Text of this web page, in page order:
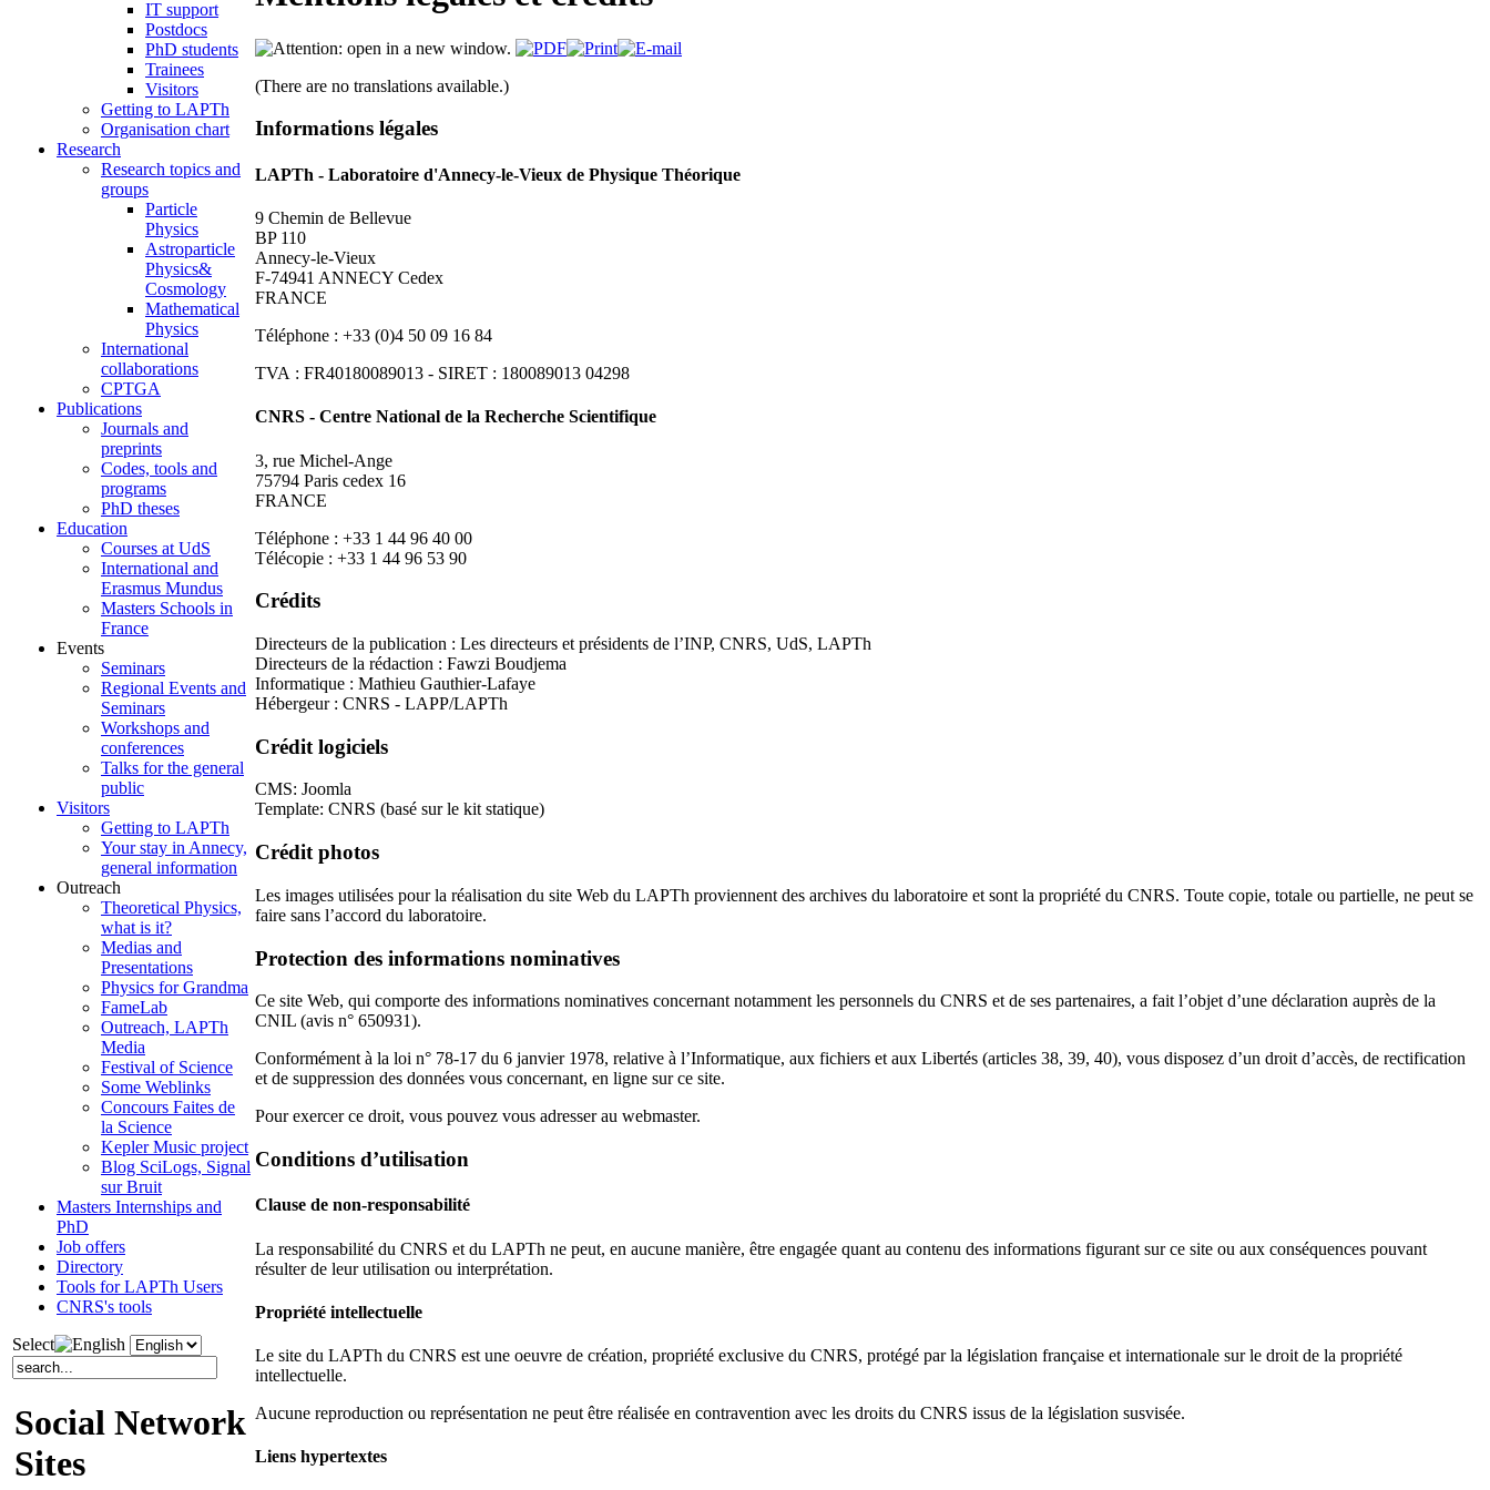
IT support
Postdocs
PhD students
Trainees
Visitors
Getting to LAPTh
Organisation chart
Research
Research topics and
groups
Particle
Physics
Astroparticle
Physics&
Cosmology
Mathematical
Physics
International
collaborations
CPTGA
Publications
Journals and
preprints
Codes, tools and
programs
PhD theses
Education
Courses at UdS
International and
Erasmus Mundus
Masters Schools in
France
Events
Seminars
Regional Events and
Seminars
Workshops and
conferences
Talks for the general
public
Visitors
Getting to LAPTh
Your stay in Annecy,
general information
Outreach
Theoretical Physics,
what is it?
Medias and
Presentations
Physics for Grandma
FameLab
Outreach, LAPTh
Media
Festival of Science
Some Weblinks
Concours Faites de
la Science
Kepler Music project
Blog SciLogs, Signal
sur Bruit
Masters Internships and
PhD
Job offers
Directory
Tools for LAPTh Users
CNRS's tools
Select
Social Network
Sites
(There are no translations available.)
Informations légales
LAPTh - Laboratoire d'Annecy-le-Vieux de Physique Théorique
9 Chemin de Bellevue
BP 110
Annecy-le-Vieux
F-74941 ANNECY Cedex
FRANCE
Téléphone : +33 (0)4 50 09 16 84
TVA : FR40180089013 - SIRET : 180089013 04298
CNRS - Centre National de la Recherche Scientifique
3, rue Michel-Ange
75794 Paris cedex 16
FRANCE
Téléphone : +33 1 44 96 40 00
Télécopie : +33 1 44 96 53 90
Crédits
Directeurs de la publication : Les directeurs et présidents de l’INP, CNRS, UdS, LAPTh
Directeurs de la rédaction : Fawzi Boudjema
Informatique : Mathieu Gauthier-Lafaye
Hébergeur : CNRS - LAPP/LAPTh
Crédit logiciels
CMS: Joomla
Template: CNRS (basé sur le kit statique)
Crédit photos
Les images utilisées pour la réalisation du site Web du LAPTh proviennent des archives du laboratoire et sont la propriété du CNRS. Toute copie, totale ou partielle, ne peut se
faire sans l’accord du laboratoire.
Protection des informations nominatives
Ce site Web, qui comporte des informations nominatives concernant notamment les personnels du CNRS et de ses partenaires, a fait l’objet d’une déclaration auprès de la
CNIL (avis n° 650931).
Conformément à la loi n° 78-17 du 6 janvier 1978, relative à l’Informatique, aux fichiers et aux Libertés (articles 38, 39, 40), vous disposez d’un droit d’accès, de rectification
et de suppression des données vous concernant, en ligne sur ce site.
Pour exercer ce droit, vous pouvez vous adresser au webmaster.
Conditions d’utilisation
Clause de non-responsabilité
La responsabilité du CNRS et du LAPTh ne peut, en aucune manière, être engagée quant au contenu des informations figurant sur ce site ou aux conséquences pouvant
résulter de leur utilisation ou interprétation.
Propriété intellectuelle
Le site du LAPTh du CNRS est une oeuvre de création, propriété exclusive du CNRS, protégé par la législation française et internationale sur le droit de la propriété
intellectuelle.
Aucune reproduction ou représentation ne peut être réalisée en contravention avec les droits du CNRS issus de la législation susvisée.
Liens hypertextes